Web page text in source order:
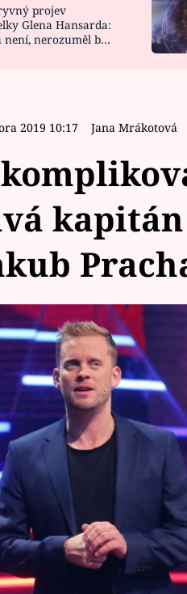
projev
Glena Hansarda:
není, nerozuměl by
2019 10:17 Jana Mrákotová